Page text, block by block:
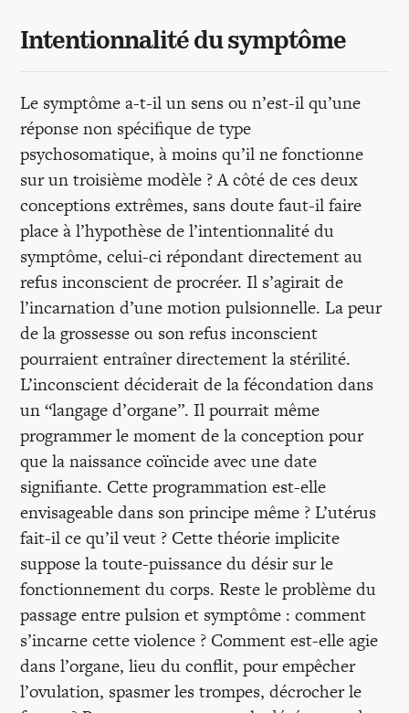
Intentionnalité du symptôme
Le symptôme a-t-il un sens ou n’est-il qu’une
réponse non spécifique de type
psychosomatique, à moins qu’il ne fonctionne
sur un troisième modèle ? A côté de ces deux
conceptions extrêmes, sans doute faut-il faire
place à l’hypothèse de l’intentionnalité du
symptôme, celui-ci répondant directement au
refus inconscient de procréer. Il s’agirait de
l’incarnation d’une motion pulsionnelle. La peur
de la grossesse ou son refus inconscient
pourraient entraîner directement la stérilité.
L’inconscient déciderait de la fécondation dans
un “langage d’organe”. Il pourrait même
programmer le moment de la conception pour
que la naissance coïncide avec une date
signifiante. Cette programmation est-elle
envisageable dans son principe même ? L’utérus
fait-il ce qu’il veut ? Cette théorie implicite
suppose la toute-puissance du désir sur le
fonctionnement du corps. Reste le problème du
passage entre pulsion et symptôme : comment
s’incarne cette violence ? Comment est-elle agie
dans l’organe, lieu du conflit, pour empêcher
l’ovulation, spasmer les trompes, décrocher le